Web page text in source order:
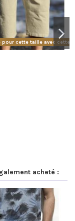
cette taille avec cette
acheté :